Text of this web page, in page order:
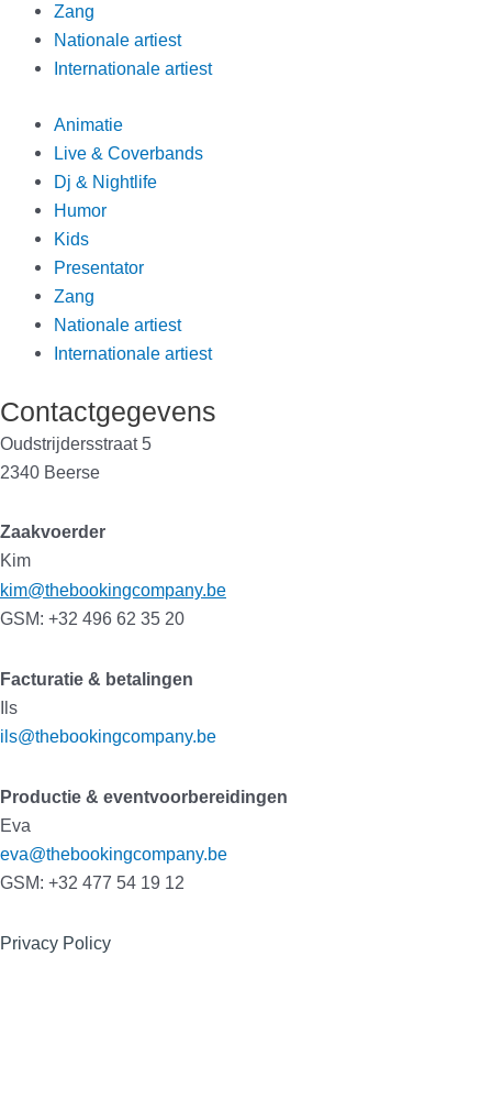
Zang
Nationale artiest
Internationale artiest
Animatie
Live & Coverbands
Dj & Nightlife
Humor
Kids
Presentator
Zang
Nationale artiest
Internationale artiest
Contactgegevens
Oudstrijdersstraat 5
2340 Beerse
Zaakvoerder
Kim
kim@thebookingcompany.be
GSM: +32 496 62 35 20
Facturatie & betalingen
Ils
ils@thebookingcompany.be
Productie & eventvoorbereidingen
Eva
eva@thebookingcompany.be
GSM: +32 477 54 19 12
Privacy Policy